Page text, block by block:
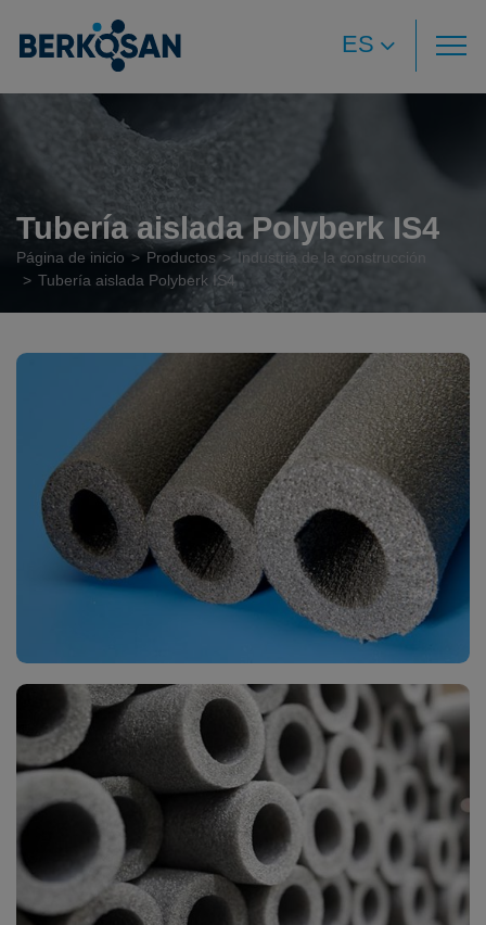
ES
Tubería aislada Polyberk IS4
Página de inicio Productos
Industria de la construcción
Tubería aislada Polyberk IS4